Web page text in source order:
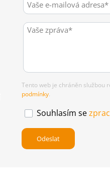
Tento web je chráněn službou
podmínky.
Souhlasím se